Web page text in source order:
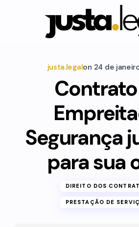
justa.legalon 24 de
Segurança
para sua
DIREITO DOS
PRESTAÇÃO DE